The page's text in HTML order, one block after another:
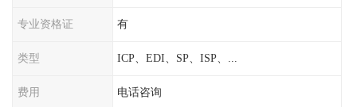
专业资格证 有
类型 ICP、EDI、SP、ISP、...
费用 电话咨询